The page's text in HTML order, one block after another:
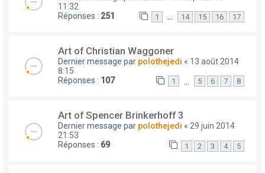
11:32
Réponses : 251 1 … 14 15 16 17
Art of Christian Waggoner
Dernier message par polothejedi « 13 août 2014
8:15
Réponses : 107 1 5 6 7 8
Art of Spencer Brinkerhoff 3
Dernier message par polothejedi « 29 juin 2014
21:53
Réponses : 69 1 2 3 4 5